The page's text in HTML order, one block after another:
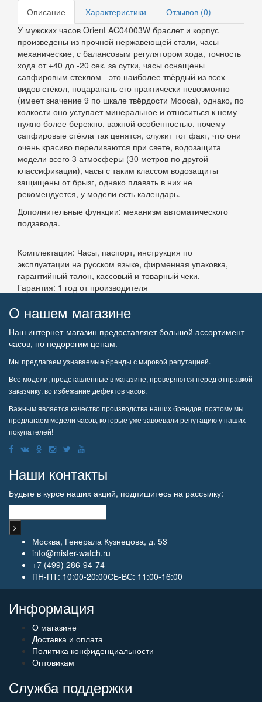
Описание
Характеристики
Отзывов (0)
У мужских часов Orient AC04003W браслет и корпус
произведены из прочной нержавеющей стали, часы
механические, с балансовым регулятором хода, точность
хода от +40 до -20 сек. за сутки, часы оснащены
сапфировым стеклом - это наиболее твёрдый из всех
видов стёкол, поцарапать его практически невозможно
(имеет значение 9 по шкале твёрдости Мооса), однако, по
колкости оно уступает минеральное и относиться к нему
нужно более бережно, важной особенностью, почему
сапфировые стёкла так ценятся, служит тот факт, что они
очень красиво переливаются при свете, водозащита
модели всего 3 атмосферы (30 метров по другой
классификации), часы с таким классом водозащиты
защищены от брызг, однако плавать в них не
рекомендуется, у модели есть календарь.
Дополнительные функции: механизм автоматического
подзавода.
Комплектация: Часы, паспорт, инструкция по
эксплуатации на русском языке, фирменная упаковка,
гарантийный талон, кассовый и товарный чеки.
Гарантия: 1 год от производителя
О нашем магазине
Наш интернет-магазин предоставляет большой ассортимент
часов, по недорогим ценам.
Мы предлагаем узнаваемые бренды с мировой репутацией.
Все модели, представленные в магазине, проверяются перед отправкой
заказчику, во избежание дефектов часов.
Важным является качество производства наших брендов, поэтому мы
предлагаем модели часов, которые уже завоевали репутацию у наших
покупателей!
Наши контакты
Будьте в курсе наших акций, подпишитесь на рассылку:
Москва, Генерала Кузнецова, д. 53
info@mister-watch.ru
+7 (499) 286-94-74
ПН-ПТ: 10:00-20:00СБ-ВС: 11:00-16:00
Информация
О магазине
Доставка и оплата
Политика конфиденциальности
Оптовикам
Служба поддержки